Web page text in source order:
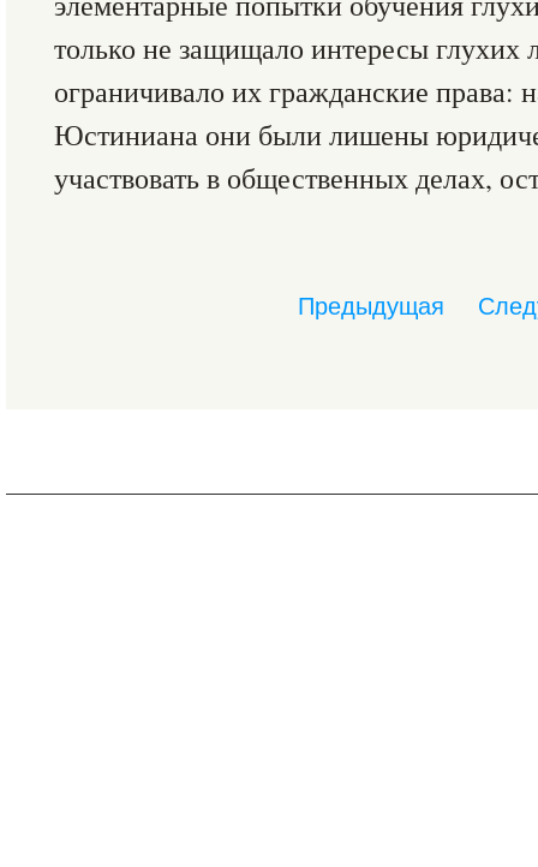
только не защищало интересы глухих
ограничивало их гражданские права:
Юстиниана они были лишены
участвовать в общественных делах,
Предыдущая